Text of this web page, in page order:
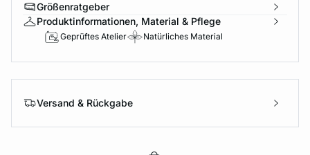
Größenratgeber
Produktinformationen, Material & Pflege
Geprüftes Atelier Natürliches Material
Versand & Rückgabe